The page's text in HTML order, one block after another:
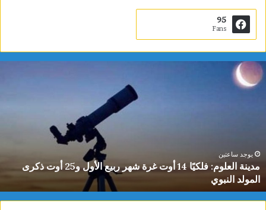
95
Fans
مدينة
العلوم:
فلكيًا
ربيع
الأول
و25
أوت
ذكرى
يوجد ساعتين
مدينة العلوم: فلكيًا 14 أوت غرة شهر ربيع الأول و25 أوت ذكرى
المولد النبوي